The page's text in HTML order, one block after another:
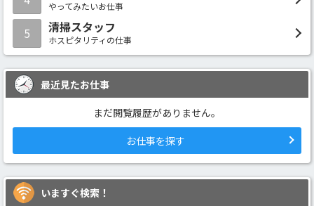
やってみたいお仕事
5 清掃スタッフ
ホスピタリティの仕事
最近見たお仕事
まだ閲覧履歴がありません。
お仕事を探す
いますぐ検索！